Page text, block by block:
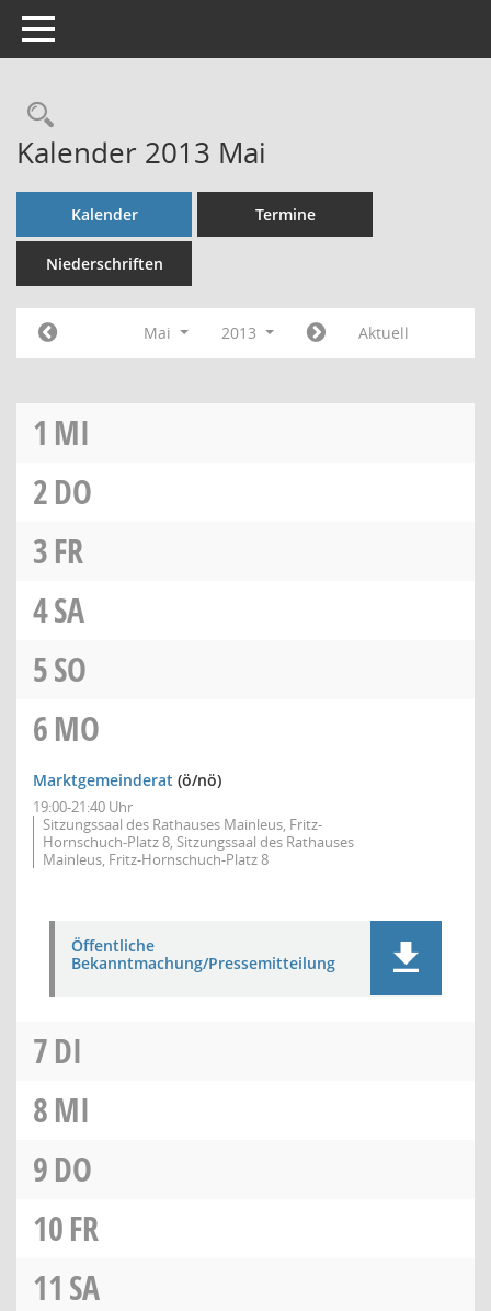
Toggle navigation
Rechercheauswahl
Kalender 2013 Mai
Kalender Termine
Niederschriften
Mai 2013 Aktuell
1 MI
2DO
3FR
4SA
5SO
6MO
Marktgemeinderat (ö/nö)
19:00-21:40 Uhr
Sitzungssaal des Rathauses Mainleus, Fritz-
Hornschuch-Platz 8, Sitzungssaal des Rathauses
Mainleus, Fritz-Hornschuch-Platz 8
Öffentliche
Bekanntmachung/Pressemitteilung
7DI
8MI
9DO
10FR
11 SA